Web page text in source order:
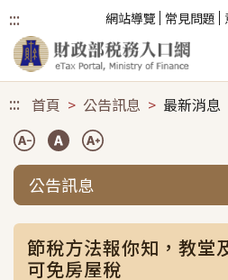
::: 網站導覽 常見問題
::: 首頁 公告訊息 最新消息
公告訊息
節稅方法報你知，教堂
可免房屋稅